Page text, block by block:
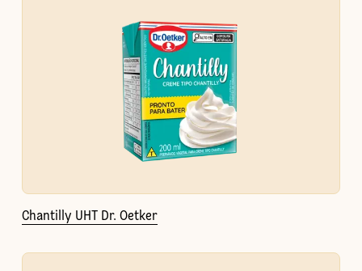
Chantilly UHT Dr. Oetker